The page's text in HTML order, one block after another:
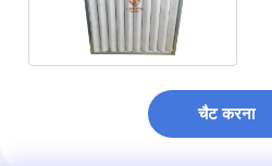
अर्ध स्वचालित रिवेटिंग मशीन
फ़्रेम वेल्डर
एयर कंडीशनिंग हेपा फिल्टरचैट करना